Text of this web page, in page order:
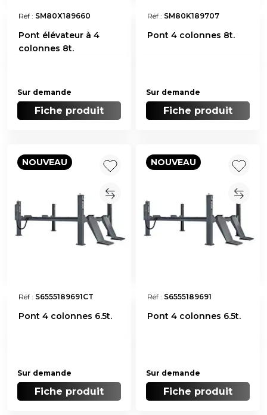
Réf : SM80X189660
Pont élévateur à 4
colonnes 8t.
Sur demande
Fiche produit
Réf : SM80K189707
Pont 4 colonnes 8t.
Sur demande
Fiche produit
NOUVEAU
Réf : S6555189691CT
Pont 4 colonnes 6.5t.
Sur demande
Fiche produit
NOUVEAU
Réf : S6555189691
Pont 4 colonnes 6.5t.
Sur demande
Fiche produit